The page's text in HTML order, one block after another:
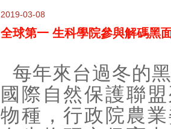
2019-03-08
全球第一 生科學院參與解碼黑
每年來台過冬的
國際自然保護聯
物種，行政院農